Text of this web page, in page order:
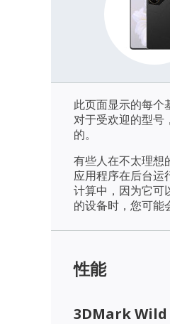
此页面显示的每个
对于受欢迎的型号
的。
有些人在不太理想
应用程序在后台运
计算中，因为它可
的设备时，您可能
性能
3DMark